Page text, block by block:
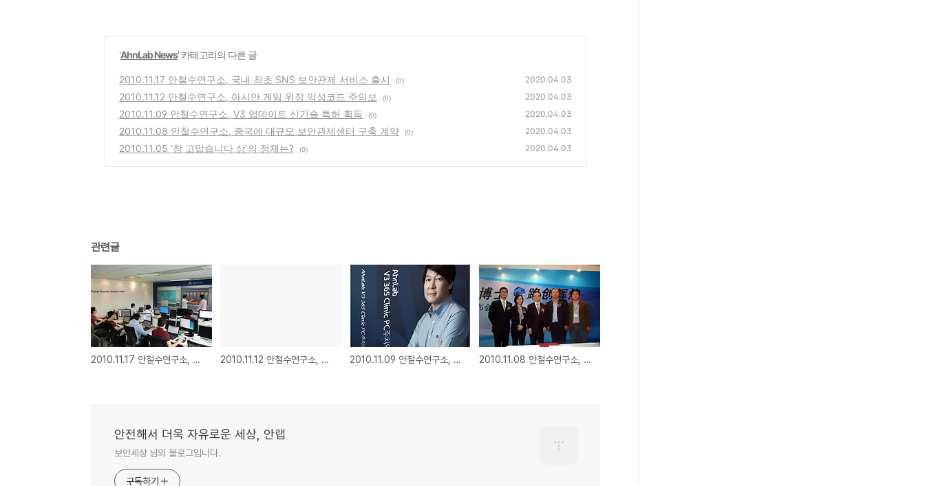
'AhnLab News' 카테고리의 다른 글
2010.11.17 안철수연구소, 국내 최초 SNS 보안관제 서비스 출시 (0) 2020.04.03
2010.11.12 안철수연구소, 아시안 게임 위장 악성코드 주의보 (0) 2020.04.03
2010.11.09 안철수연구소, V3 업데이트 신기술 특허 획득 (0) 2020.04.03
2010.11.08 안철수연구소, 중국에 대규모 보안관제센터 구축 계약 (0) 2020.04.03
2010.11.05 ‘참 고맙습니다 상’의 정체는? (0) 2020.04.03
관련글
2010.11.17 안철수연구소, 국내 최초 SNS 보안관제 서비스 출시 2010.11.12 안철수연구소, 아시안 게임 위장 악성코드 주의보 2010.11.09 안철수연구소, V3 업데이트 신기술 특허 획득 2010.11.08 안철수연구소, 중국에 대규모 보안관제센터 구축 계약
안전해서 더욱 자유로운 세상, 안랩
보안세상 님의 블로그입니다.
구독하기